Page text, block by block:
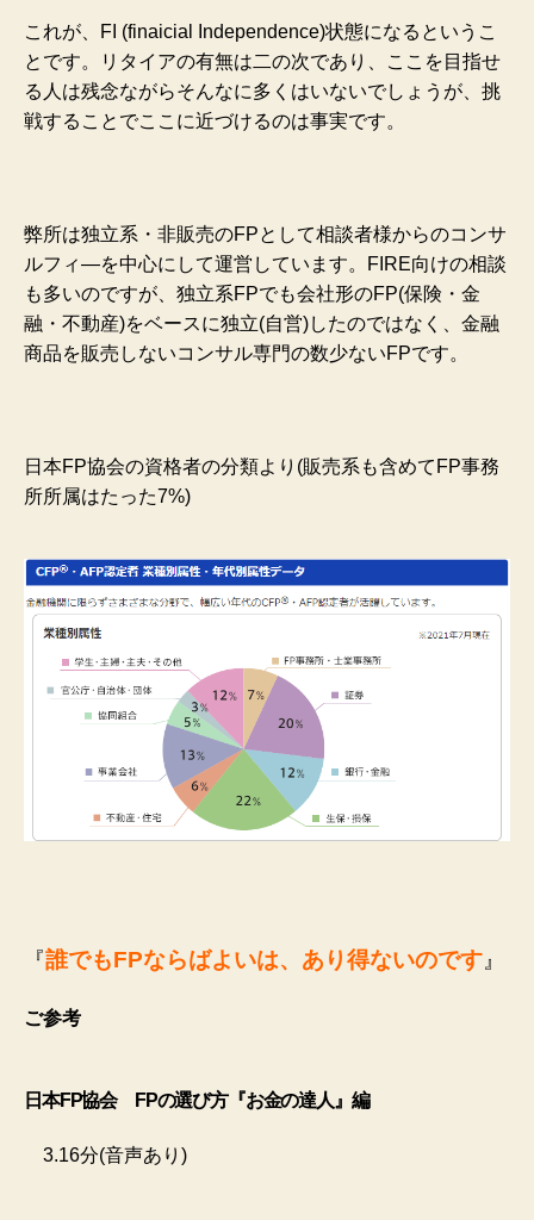
これが、FI (finaicial Independence)状態になるというこ
とです。リタイアの有無は二の次であり、ここを目指せ
る人は残念ながらそんなに多くはいないでしょうが、挑
戦することでここに近づけるのは事実です。
弊所は独立系・非販売のFPとして相談者様からのコンサ
ルフィ―を中心にして運営しています。FIRE向けの相談
も多いのですが、独立系FPでも会社形のFP(保険・金
融・不動産)をベースに独立(自営)したのではなく、金融
商品を販売しないコンサル専門の数少ないFPです。
日本FP協会の資格者の分類より(販売系も含めてFP事務
所所属はたった7%)
『誰でもFPならばよいは、あり得ないのです』
ご参考
日本FP協会 FPの選び方『お金の達人』編
3.16分(音声あり)